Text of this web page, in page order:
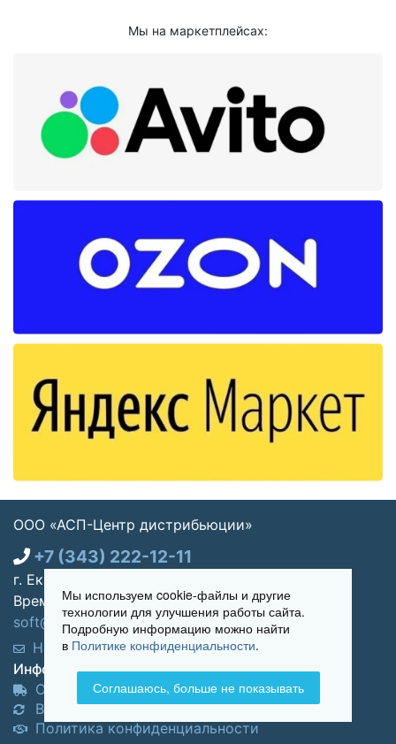
Мы на маркетплейсах:
ООО «АСП-Центр дистрибьюции»
+7 (343) 222-12-11
г. Екатеринбург, ул. Щорса 7, офис 270
Время работы: Пн-пт 09:00 - 18:00
soft@asp-partners.ru
Написать нам
Обратный звонок
Информация для покупателей:
Оплата и доставка
Возврат и обмен товара
Политика конфиденциальности
Мы используем cookie-файлы и другие
технологии для улучшения работы сайта.
Подробную информацию можно найти
в Политике конфиденциальности.
Соглашаюсь, больше не показывать